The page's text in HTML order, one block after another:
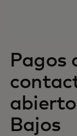
Pagos
abierto
Bajos